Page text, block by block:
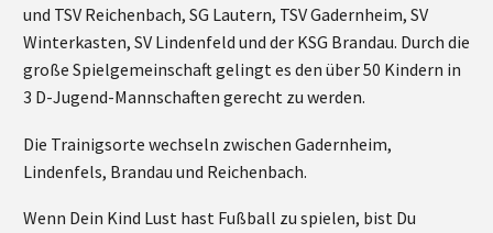
und TSV Reichenbach, SG Lautern, TSV Gadernheim, SV
Winterkasten, SV Lindenfeld und der KSG Brandau. Durch die
große Spielgemeinschaft gelingt es den über 50 Kindern in
3 D-Jugend-Mannschaften gerecht zu werden.
Die Trainigsorte wechseln zwischen Gadernheim,
Lindenfels, Brandau und Reichenbach.
Wenn Dein Kind Lust hast Fußball zu spielen, bist Du